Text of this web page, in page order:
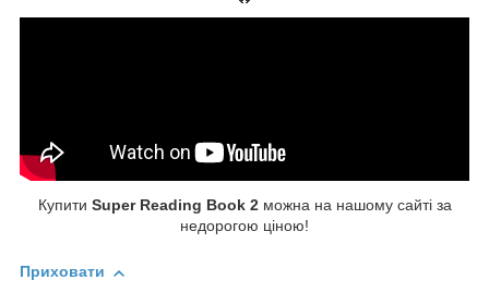
Купити Super Reading Book 2можна на нашому сайті за
недорогою ціною!
Приховати